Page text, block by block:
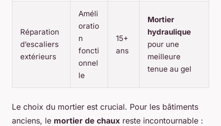
Réparation
d’escaliers
extérieurs
Améli
oratio
n
foncti
onnel
le
15+
ans
Mortier
hydraulique
pour une
meilleure
tenue au gel
Le choix du mortier est crucial. Pour les bâtiments
anciens, le mortier de chaux reste incontournable :